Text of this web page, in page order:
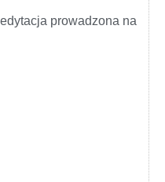
prowadzona na